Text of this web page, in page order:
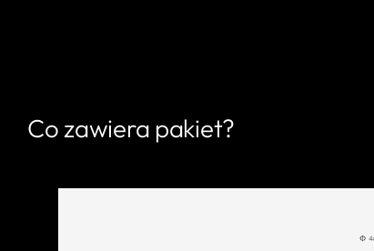
Co zawiera pakiet?